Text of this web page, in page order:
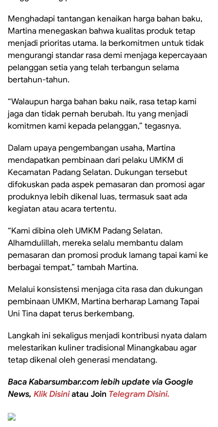
Menghadapi tantangan kenaikan harga bahan baku,
Martina menegaskan bahwa kualitas produk tetap
menjadi prioritas utama. Ia berkomitmen untuk tidak
mengurangi standar rasa demi menjaga kepercayaan
pelanggan setia yang telah terbangun selama
bertahun-tahun.
“Walaupun harga bahan baku naik, rasa tetap kami
jaga dan tidak pernah berubah. Itu yang menjadi
komitmen kami kepada pelanggan,” tegasnya.
Dalam upaya pengembangan usaha, Martina
mendapatkan pembinaan dari pelaku UMKM di
Kecamatan Padang Selatan. Dukungan tersebut
difokuskan pada aspek pemasaran dan promosi agar
produknya lebih dikenal luas, termasuk saat ada
kegiatan atau acara tertentu.
“Kami dibina oleh UMKM Padang Selatan.
Alhamdulillah, mereka selalu membantu dalam
pemasaran dan promosi produk lamang tapai kami ke
berbagai tempat,” tambah Martina.
Melalui konsistensi menjaga cita rasa dan dukungan
pembinaan UMKM, Martina berharap Lamang Tapai
Uni Tina dapat terus berkembang.
Langkah ini sekaligus menjadi kontribusi nyata dalam
melestarikan kuliner tradisional Minangkabau agar
tetap dikenal oleh generasi mendatang.
Baca Kabarsumbar.com lebih update via Google
News, Klik Disiniatau Join Telegram Disini.